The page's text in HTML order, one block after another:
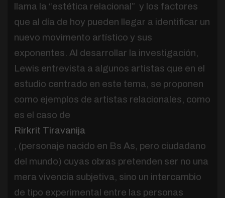
llama la “estética relacional” y los factores
que al día de hoy pueden llegar a identificar un
nuevo movimento artístico y sus
exponentes. Al desarrollar la investigación,
Lewis entrevista a algunos artistas que en el
estudio centrado en este tema, se proponen
como ejemplos de artistas relacionales, como
es el caso de
Rirkrit Tiravanija
, (personaje nacido en Bs As, pero ciudadano
del mundo) cuyas obras pretenden ser no una
mera vivencia subjetiva, sino un intercambio
de tipo experimental entre las personas